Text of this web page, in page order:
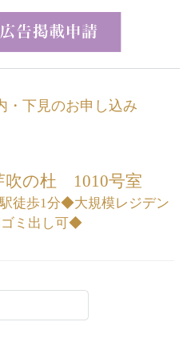
・下見のお申し込み
吹の杜 1010号室
徒歩1分◆大規模レジデン
ミ出し可◆